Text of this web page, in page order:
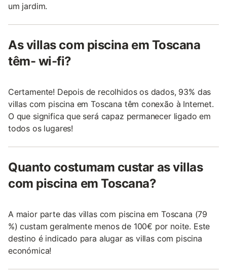
um jardim.
As villas com piscina em Toscana
têm- wi-fi?
Certamente! Depois de recolhidos os dados, 93% das
villas com piscina em Toscana têm conexão à Internet.
O que significa que será capaz permanecer ligado em
todos os lugares!
Quanto costumam custar as villas
com piscina em Toscana?
A maior parte das villas com piscina em Toscana (79
%) custam geralmente menos de 100€ por noite. Este
destino é indicado para alugar as villas com piscina
económica!